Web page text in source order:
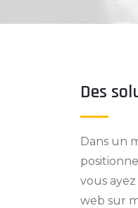
Des
Dans un
vous
web sur